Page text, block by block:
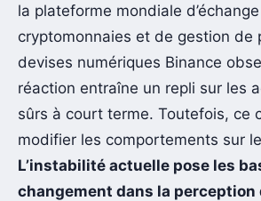
la plateforme mondiale
cryptomonnaies et de gestion de
devises numériques Binance
réaction entraîne un repli sur les
sûrs à court terme. Toutefois, ce
modifier les comportements sur
L’instabilité actuelle pose les
changement dans la perception